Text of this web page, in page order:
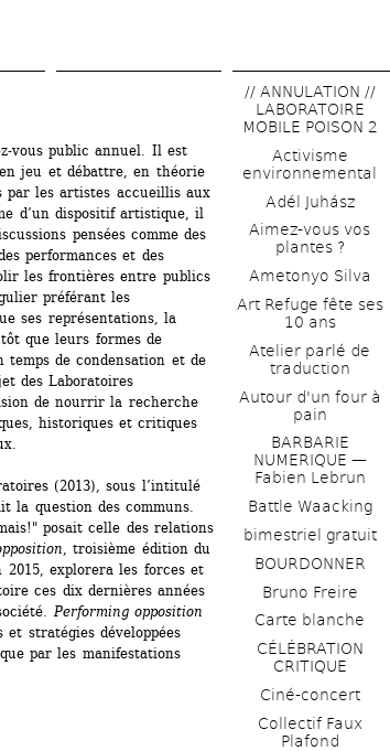
contenu
vous public annuel. Il est
jeu et débattre, en théorie
par les artistes accueillis aux
d’un dispositif artistique, il
pensées comme des
performances et des
les frontières entre publics
préférant les
ses représentations, la
que leurs formes de
de condensation et de
des Laboratoires
de nourrir la recherche
historiques et critiques
(2013), sous l’intitulé
la question des communs.
posait celle des relations
, troisième édition du
explorera les forces et
ces dix dernières années
Performing opposition
stratégies développées
par les manifestations
// ANNULATION //
LABORATOIRE
MOBILE POISON 2
Activisme
environnemental
Adél Juhász
Aimez-vous vos
plantes ?
Ametonyo Silva
Art Refuge fête ses
10 ans
Atelier parlé de
traduction
Autour d'un four à
pain
BARBARIE
NUMERIQUE —
Fabien Lebrun
Battle Waacking
bimestriel gratuit
BOURDONNER
Bruno Freire
Carte blanche
CÉLÉBRATION
CRITIQUE
Ciné-concert
Collectif Faux
Plafond